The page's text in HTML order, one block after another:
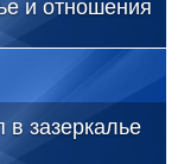
зазеркалье